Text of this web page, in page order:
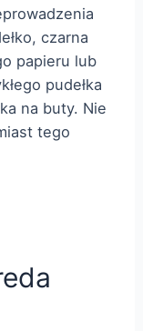
czarna
papieru lub
pudełka
na buty. Nie
tego